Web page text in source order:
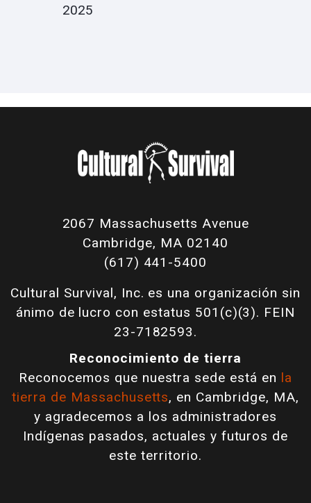
2025
2067 Massachusetts Avenue
Cambridge, MA 02140
(617) 441-5400
Cultural Survival, Inc. es una organización sin
ánimo de lucro con estatus 501(c)(3). FEIN
23-7182593.
Reconocimiento de tierra
Reconocemos que nuestra sede está en la
tierra de Massachusetts, en Cambridge, MA,
y agradecemos a los administradores
Indígenas pasados, actuales y futuros de
este territorio.